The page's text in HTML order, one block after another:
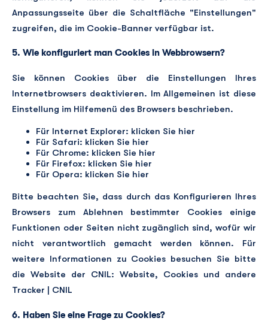
Anpassungsseite über die Schaltfläche "Einstellungen"
zugreifen, die im Cookie-Banner verfügbar ist.
5. Wie konfiguriert man Cookies in Webbrowsern?
Sie können Cookies über die Einstellungen Ihres
Internetbrowsers deaktivieren. Im Allgemeinen ist diese
Einstellung im Hilfemenü des Browsers beschrieben.
Für Internet Explorer: klicken Sie hier
Für Safari: klicken Sie hier
Für Chrome: klicken Sie hier
Für Firefox: klicken Sie hier
Für Opera: klicken Sie hier
Bitte beachten Sie, dass durch das Konfigurieren Ihres
Browsers zum Ablehnen bestimmter Cookies einige
Funktionen oder Seiten nicht zugänglich sind, wofür wir
nicht verantwortlich gemacht werden können. Für
weitere Informationen zu Cookies besuchen Sie bitte
die Website der CNIL: Website, Cookies und andere
Tracker | CNIL
6. Haben Sie eine Frage zu Cookies?